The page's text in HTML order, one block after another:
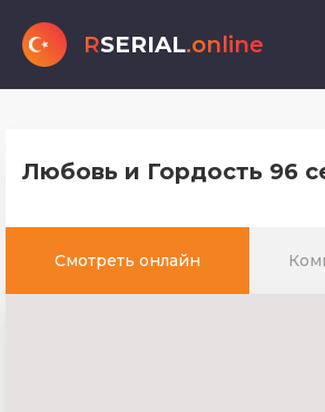
RSERIAL.online
Любовь и Гордость 96
Смотреть онлайн